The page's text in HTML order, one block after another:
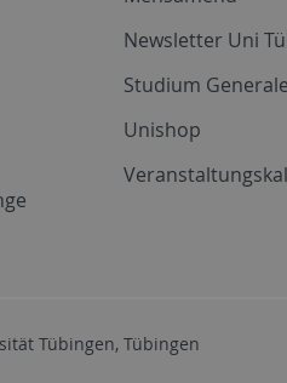
Newsletter Uni
Studium Generale
Unishop
Tübingen, Tübingen